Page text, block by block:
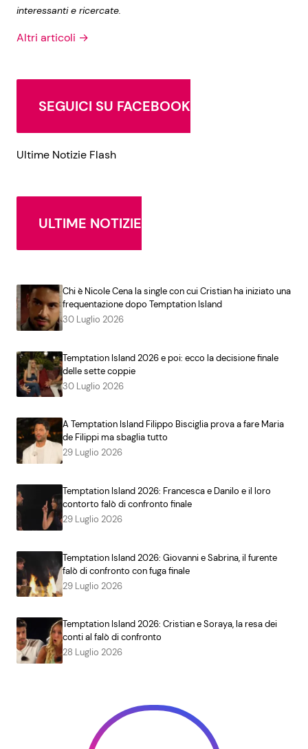
interessanti e ricercate.
Altri articoli →
SEGUICI SU FACEBOOK
Ultime Notizie Flash
ULTIME NOTIZIE
Chi è Nicole Cena la single con cui Cristian ha iniziato una
frequentazione dopo Temptation Island
30 Luglio 2026
Temptation Island 2026 e poi: ecco la decisione finale
delle sette coppie
30 Luglio 2026
A Temptation Island Filippo Bisciglia prova a fare Maria
de Filippi ma sbaglia tutto
29 Luglio 2026
Temptation Island 2026: Francesca e Danilo e il loro
contorto falò di confronto finale
29 Luglio 2026
Temptation Island 2026: Giovanni e Sabrina, il furente
falò di confronto con fuga finale
29 Luglio 2026
Temptation Island 2026: Cristian e Soraya, la resa dei
conti al falò di confronto
28 Luglio 2026